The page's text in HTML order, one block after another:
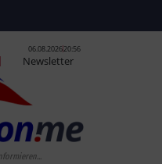
06.08.202620:56
Newsletter